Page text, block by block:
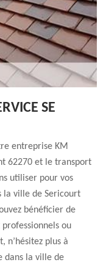
SE
entreprise KM
62270 et le transport
utiliser pour vos
la ville de Sericourt
bénéficier de
ou
n’hésitez plus à
dans la ville de